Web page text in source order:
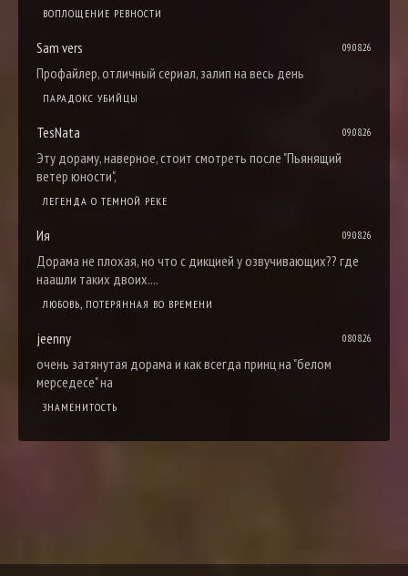
ВОПЛОЩЕНИЕ РЕВНОСТИ
Sam vers 09.08.26
Профайлер, отличный сериал, залип на весь день
ПАРАДОКС УБИЙЦЫ
TesNata 09.08.26
Эту дораму, наверное, стоит смотреть после "Пьянящий
ветер юности",
ЛЕГЕНДА О ТЕМНОЙ РЕКЕ
Ия 09.08.26
Дорама не плохая, но что с дикцией у озвучивающих?? где
наашли таких двоих....
ЛЮБОВЬ, ПОТЕРЯННАЯ ВО ВРЕМЕНИ
jeenny 08.08.26
очень затянутая дорама и как всегда принц на "белом
мерседесе" на
ЗНАМЕНИТОСТЬ